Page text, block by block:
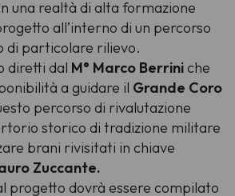
una realtà di alta formazione
all’interno di un percorso
particolare rilievo.
diretti dal M° Marco Berriniche
a guidare il Grande Coro
percorso di rivalutazione
storico di tradizione militare
brani rivisitati in chiave
Zuccante.
progetto dovrà essere compilato